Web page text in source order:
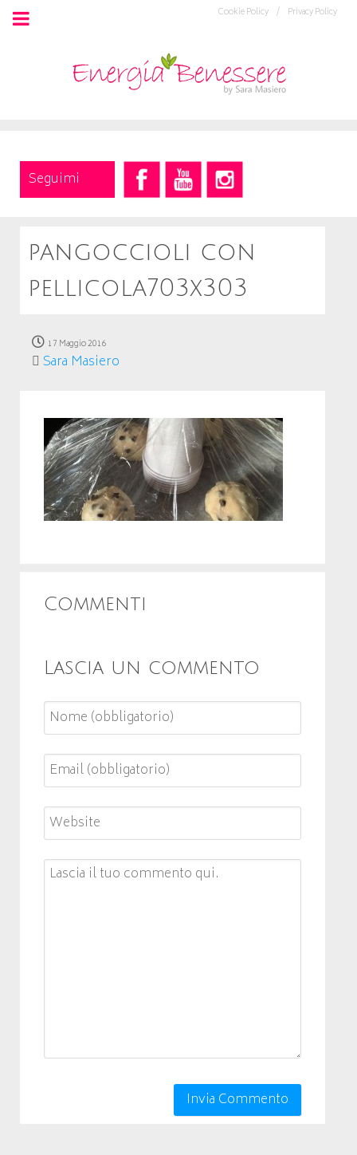
Privacy Policy
Cookie Policy /
Seguimi
pangoccioli con
pellicola703x303
17 Maggio 2016
Sara Masiero
Commenti
Lascia un commento